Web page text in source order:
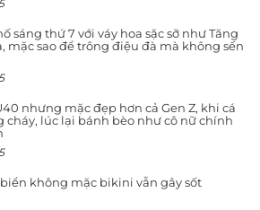
sáng thứ 7 với váy hoa sặc sỡ như Tăng
mặc sao để trông điệu đà mà không sến
nhưng mặc đẹp hơn cả Gen Z, khi cá
cháy, lúc lại bánh bèo như cô nữ chính
không mặc bikini vẫn gây sốt